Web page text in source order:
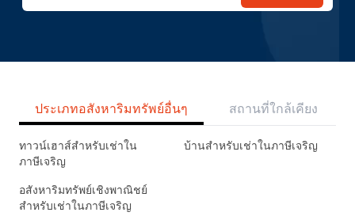
ประเภทอสังหาริมทรัพย์อื่นๆ สถานที่ใกล้เคียง
ทาวน์เฮาส์สำหรับเช่าใน
ภาษีเจริญ
บ้านสำหรับเช่าในภาษีเจริญ
อสังหาริมทรัพย์เชิงพาณิชย์
สำหรับเช่าในภาษีเจริญ